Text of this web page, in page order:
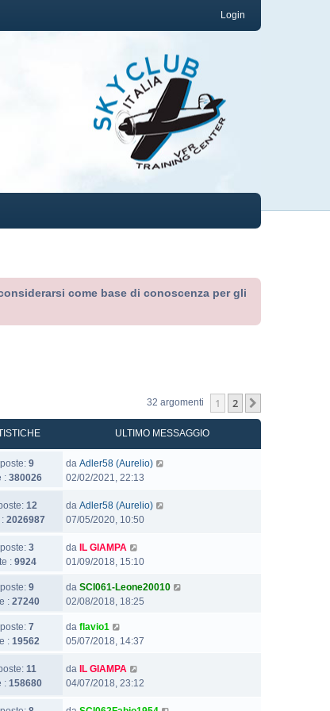
Login
come base di conoscenza per gli
32 argomenti 1 2
ULTIMO MESSAGGIO
9
: 380026
da Adler58 (Aurelio)
02/02/2021, 22:13
12
2026987
da Adler58 (Aurelio)
07/05/2020, 10:50
3
: 9924
da IL GIAMPA
01/09/2018, 15:10
9
: 27240
da SCI061-Leone20010
02/08/2018, 18:25
7
: 19562
da flavio1
05/07/2018, 14:37
11
: 158680
da IL GIAMPA
04/07/2018, 23:12